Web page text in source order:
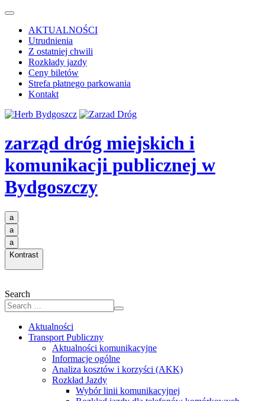
AKTUALNOŚCI
Utrudnienia
Z ostatniej chwili
Rozkłady jazdy
Ceny biletów
Strefa płatnego parkowania
Kontakt
zarząd dróg miejskich i
komunikacji publicznej w
Bydgoszczy
a
a
a
Kontrast
Search
Aktualności
Transport Publiczny
Aktualności komunikacyjne
Informacje ogólne
Analiza kosztów i korzyści (AKK)
Rozkład Jazdy
Wybór linii komunikacyjnej